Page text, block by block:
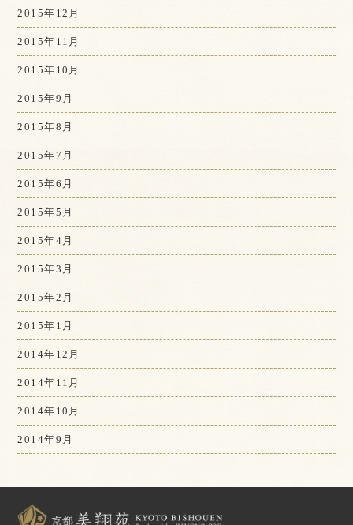
2015年12月
2015年11月
2015年10月
2015年9月
2015年8月
2015年7月
2015年6月
2015年5月
2015年4月
2015年3月
2015年2月
2015年1月
2014年12月
2014年11月
2014年10月
2014年9月